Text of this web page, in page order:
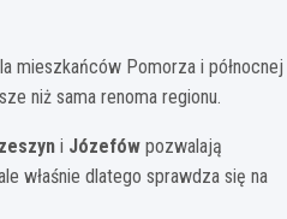
mieszkańców Pomorza i północnej
niż sama renoma regionu.
i Józefów pozwalają
właśnie dlatego sprawdza się na